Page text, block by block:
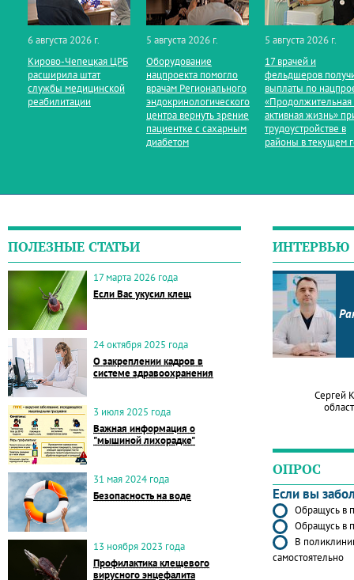
6 августа 2026 г.
Кирово‑Чепецкая ЦРБ
расширила штат
службы медицинской
реабилитации
5 августа 2026 г.
Оборудование
нацпроекта помогло
врачам Регионального
эндокринологического
центра вернуть зрение
пациентке с сахарным
диабетом
5 августа 2026 г.
17 врачей и
фельдшеров
выплаты по
«Продолжительная
активная жизнь»
трудоустройстве в
районы в текущем
ПОЛЕЗНЫЕ СТАТЬИ
17 марта 2026 года
Если Вас укусил клещ
24 октября 2025 года
О закреплении кадров в
системе здравоохранения
3 июля 2025 года
Важная информация о
"мышиной лихорадке"
31 мая 2024 года
Безопасность на воде
13 ноября 2023 года
Профилактика клещевого
вирусного энцефалита
ИНТЕРВЬЮ
Сергей
ОПРОС
Если вы
Обращусь в
Обращусь в
В
самостоятельно